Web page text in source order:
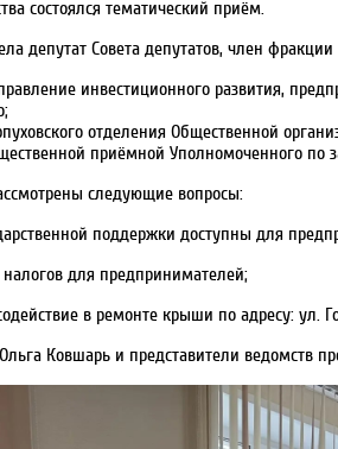
состоялся тематический приём.
депутат Совета депутатов, член
инвестиционного развития,
отделения Общественной
приёмной Уполномоченного
следующие вопросы:
поддержки доступны для
для предпринимателей;
в ремонте крыши по адресу: ул.
Ковшарь и представители ведомств